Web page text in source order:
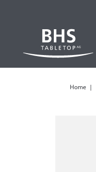
Home